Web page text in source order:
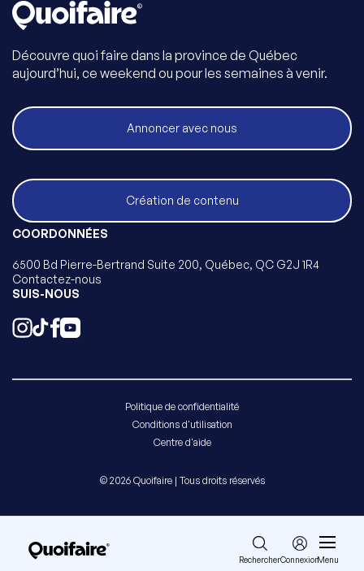
RechercherConnexionMenu
Découvre quoi faire dans la province de Québec
aujourd’hui, ce weekend ou pour les semaines à venir.
Annoncer avec nous
Création de contenu
COORDONNÉES
6500 Bd Pierre-Bertrand Suite 200, Québec, QC G2J 1R4
Contactez-nous
SUIS-NOUS
Politique de confidentialité
Conditions d'utilisation
Centre d'aide
© 2026 Quoifaire | Tous droits réservés